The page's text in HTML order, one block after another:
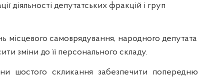
діяльності депутатських фракцій і груп
місцевого самоврядування, народного депутата
зміни до її персонального складу.
шостого скликання забезпечити попередню